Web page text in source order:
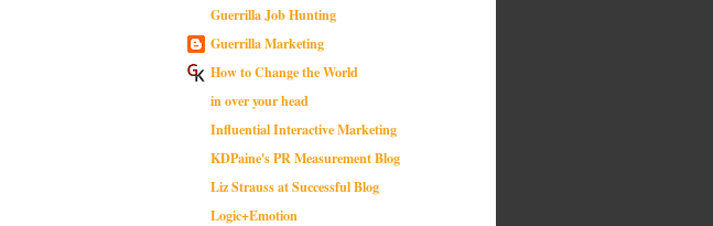
Guerrilla Job Hunting
Guerrilla Marketing
How to Change the World
in over your head
Influential Interactive Marketing
KDPaine's PR Measurement Blog
Liz Strauss at Successful Blog
Logic+Emotion